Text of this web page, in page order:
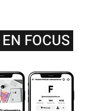
FOCUS